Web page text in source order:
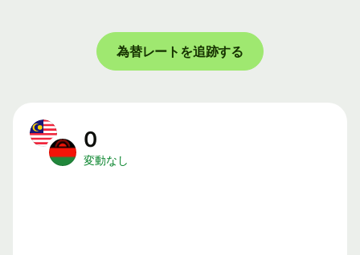
為替レートを追跡する
0
変動なし